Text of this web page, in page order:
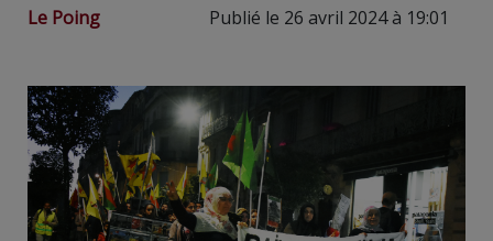
Le Poing Publié le 26 avril 2024 à 19:01